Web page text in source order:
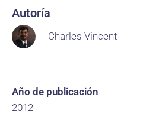
Autoría
Charles Vincent
Año de publicación
2012